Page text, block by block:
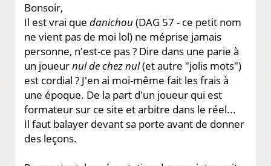
Bonsoir,
Il est vrai que danichou(DAG 57 - ce petit nom
ne vient pas de moi lol) ne méprise jamais
personne, n'est-ce pas ? Dire dans une parie à
un joueurnul de chez nul(et autre "jolis mots")
est cordial ? J'en ai moi-même fait les frais à
une époque. De la part d'un joueur qui est
formateur sur ce site et arbitre dans le réel...
Il faut balayer devant sa porte avant de donner
des leçons.